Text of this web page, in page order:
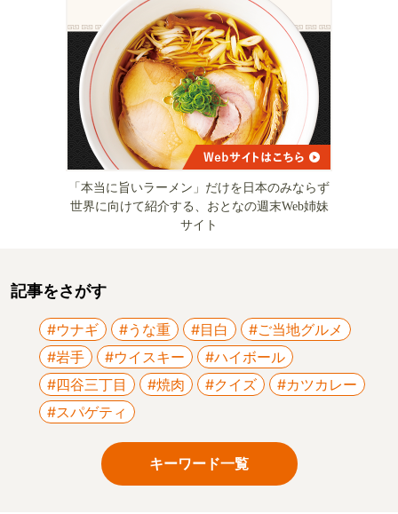
「本当に旨いラーメン」だけを日本のみならず
世界に向けて紹介する、おとなの週末Web姉妹
サイト
記事をさがす
#ウナギ #うな重 #目白
#ご当地グルメ
#岩手
#ウイスキー
#ハイボール
#四谷三丁目
#焼肉 #クイズ
#カツカレー
#スパゲティ
キーワード一覧